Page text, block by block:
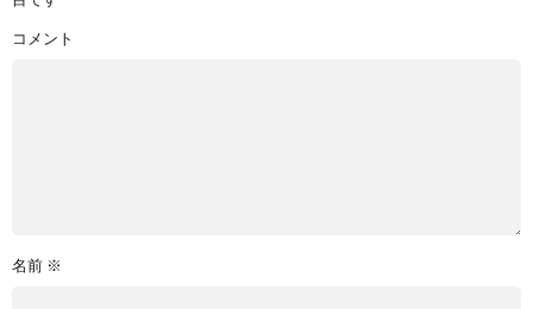
コメント
名前 ※